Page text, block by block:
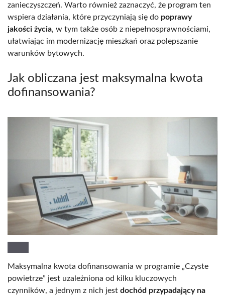
zanieczyszczeń. Warto również zaznaczyć, że program ten
wspiera działania, które przyczyniają się do poprawy
jakości życia, w tym także osób z niepełnosprawnościami,
ułatwiając im modernizację mieszkań oraz polepszanie
warunków bytowych.
Jak obliczana jest maksymalna kwota
dofinansowania?
Maksymalna kwota dofinansowania w programie „Czyste
powietrze” jest uzależniona od kilku kluczowych
czynników, a jednym z nich jest dochód przypadający na